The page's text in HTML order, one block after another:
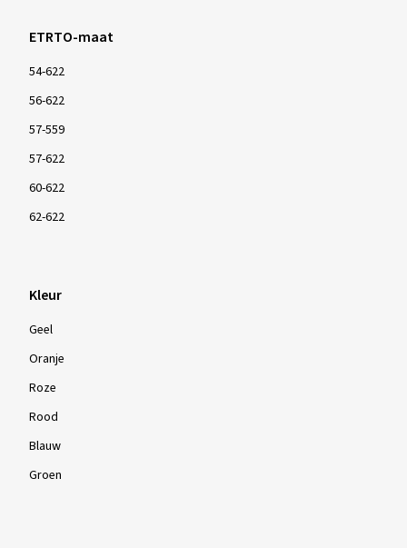
ETRTO-maat
54-622
56-622
57-559
57-622
60-622
62-622
Kleur
Geel
Oranje
Roze
Rood
Blauw
Groen